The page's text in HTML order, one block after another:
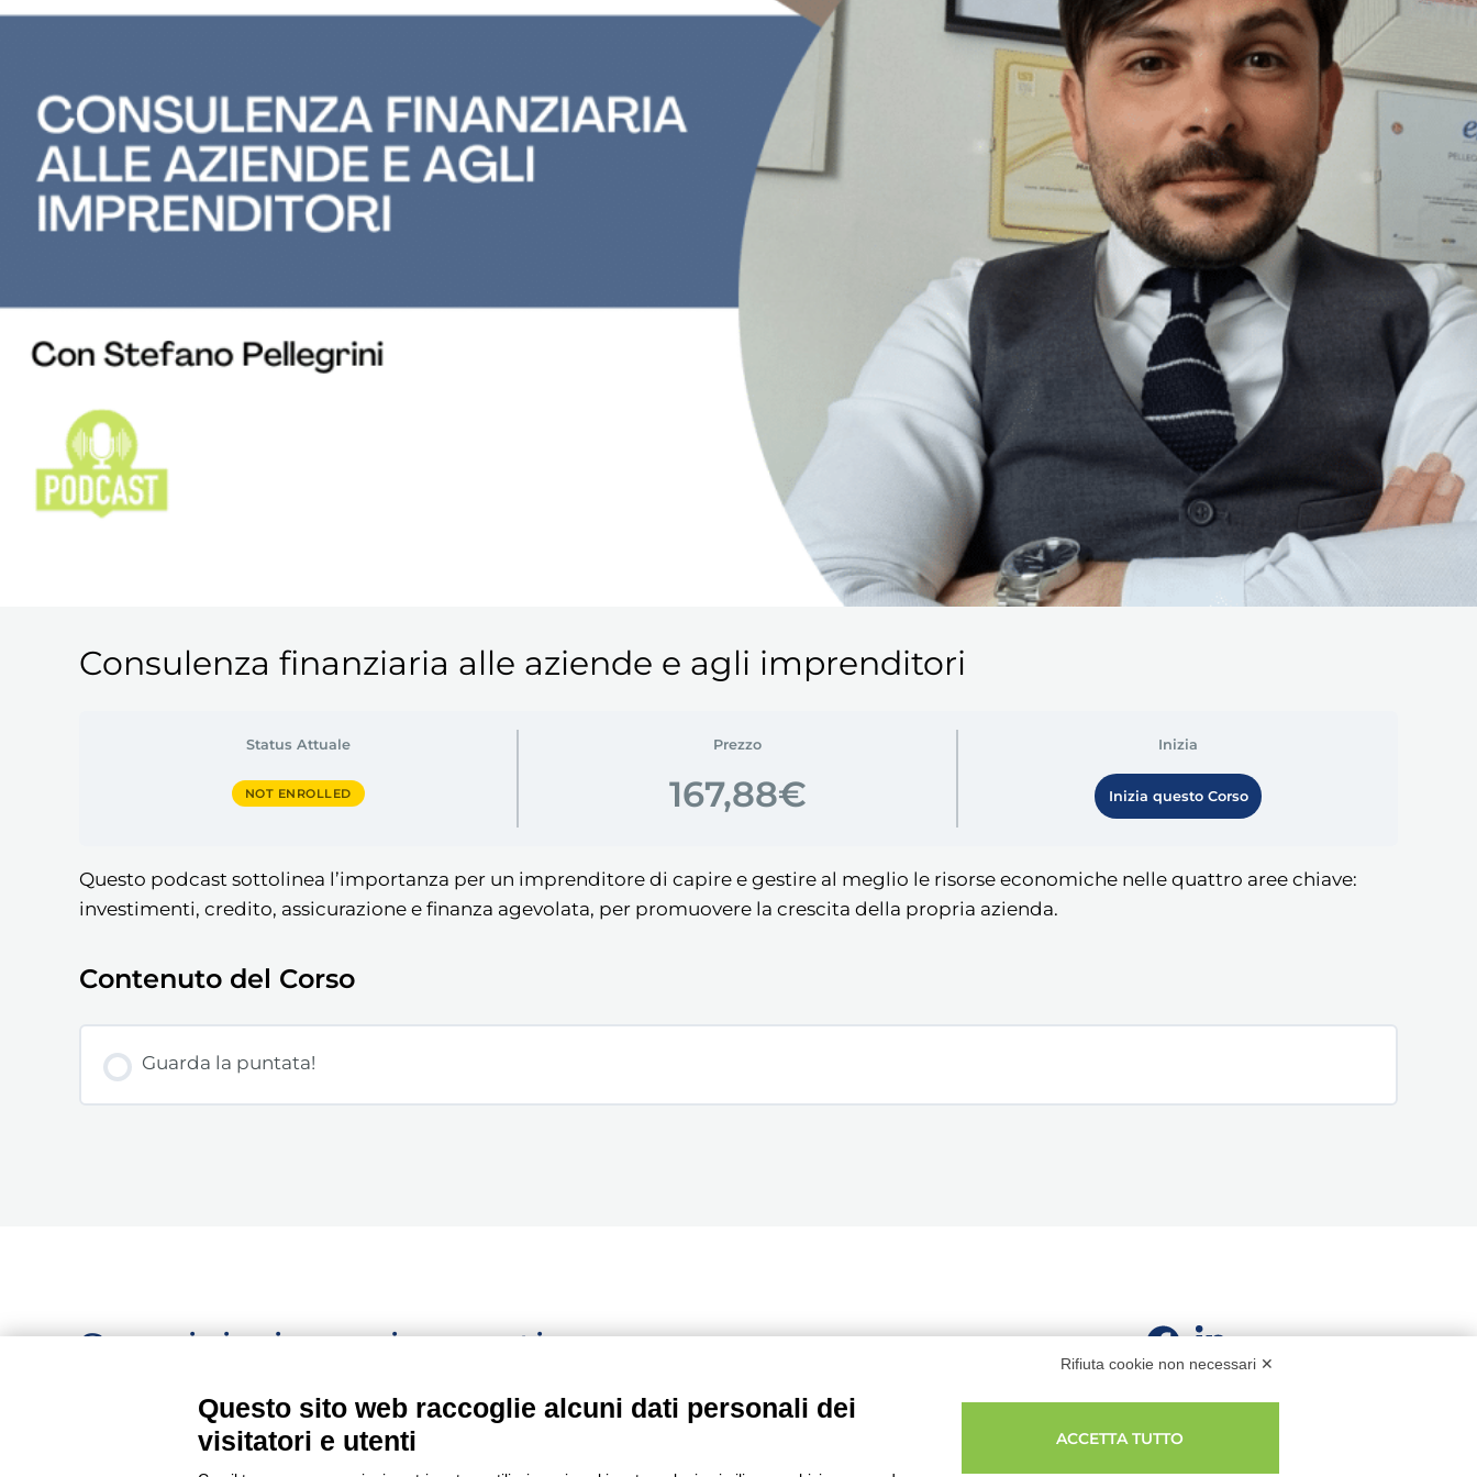
Consulenza finanziaria alle aziende e agli imprenditori
Status Attuale
NOT ENROLLED
Prezzo
167,88€
Inizia
Inizia questo Corso
Questo podcast sottolinea l’importanza per un imprenditore di capire e gestire al meglio le risorse economiche nelle quattro aree chiave:
investimenti, credito, assicurazione e finanza agevolata, per promuovere la crescita della propria azienda.
Contenuto del Corso
Guarda la puntata!
Seguici, siamo in continuo
aggiornamento...
Rifiuta cookie non necessari ✕
Questo sito web raccoglie alcuni dati personali dei
visitatori e utenti
ACCETTA TUTTO